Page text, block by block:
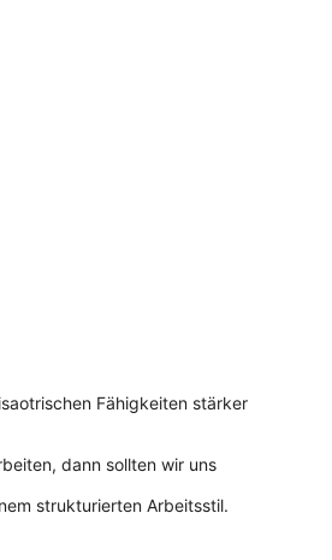
Fähigkeiten stärker
dann sollten wir uns
strukturierten Arbeitsstil.